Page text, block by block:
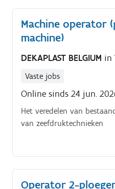
Machine operator
machine)
DEKAPLAST BELGIUM in
Vaste jobs
Online sinds 24 jun.
Het veredelen van
van zeefdruktechnieken
Operator 2-